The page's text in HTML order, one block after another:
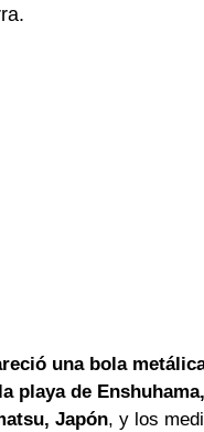
una bola
playa de
Japón, y los